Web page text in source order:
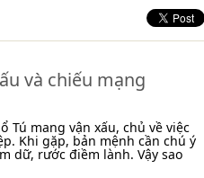
và chiếu mạng
Tú mang vận xấu, chủ về việc
Khi gặp, bản mệnh cần chú ý
dữ, rước điềm lành. Vậy sao